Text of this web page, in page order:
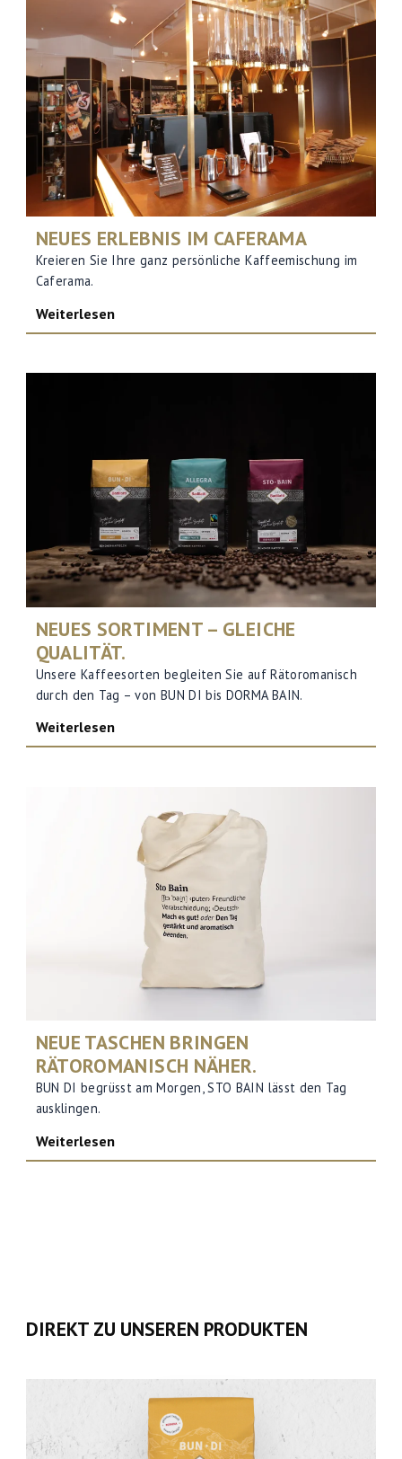
NEUES ERLEBNIS IM CAFERAMA
Kreieren Sie Ihre ganz persönliche Kaffeemischung im
Caferama.
Weiterlesen
NEUES SORTIMENT – GLEICHE
QUALITÄT.
Unsere Kaffeesorten begleiten Sie auf Rätoromanisch
durch den Tag – von BUN DI bis DORMA BAIN.
Weiterlesen
NEUE TASCHEN BRINGEN
RÄTOROMANISCH NÄHER.
BUN DI begrüsst am Morgen, STO BAIN lässt den Tag
ausklingen.
Weiterlesen
DIREKT ZU UNSEREN PRODUKTEN